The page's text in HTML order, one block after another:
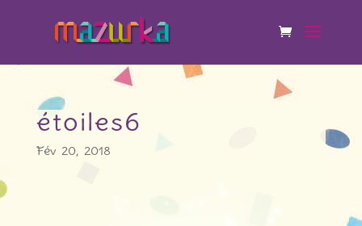
étoiles6
Fév 20, 2018